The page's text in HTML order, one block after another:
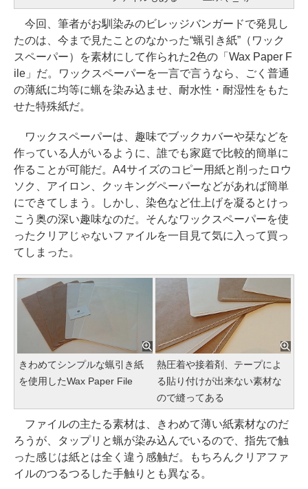
今回、筆者がお馴染みのビレッジバンガードで発見し
たのは、今まで見たことのなかった“蝋引き紙”（ワック
スペーパー）を素材にして作られた2色の「Wax Paper F
ile」だ。ワックスペーパーを一言で言うなら、ごく普通
の薄紙に均等に蝋を染み込ませ、耐水性・耐湿性をもた
せた特殊紙だ。
ワックスペーパーは、趣味でブックカバーや栞などを
作っている人がいるように、誰でも家庭で比較的簡単に
作ることが可能だ。A4サイズのコピー用紙と削ったロウ
ソク、アイロン、クッキングペーパーなどがあれば簡単
にできてしまう。しかし、染色など仕上げを凝るとけっ
こう奥の深い趣味なのだ。そんなワックスペーパーを使
ったクリアじゃないファイルを一目見て気に入って買っ
てしまった。
きわめてシンプルな蝋引き紙
を使用したWax Paper File
熱圧着や接着剤、テープによ
る貼り付けが出来ない素材な
ので縫ってある
ファイルの主たる素材は、きわめて薄い紙素材なのだ
ろうが、タップリと蝋が染み込んでいるので、指先で触
った感じは紙とは全く違う感触だ。もちろんクリアファ
イルのつるつるした手触りとも異なる。